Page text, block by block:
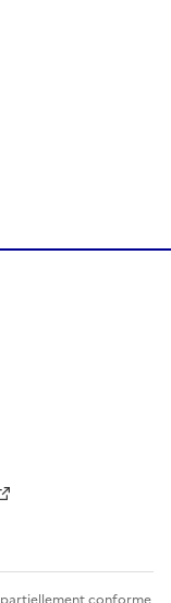
Twitter)
email